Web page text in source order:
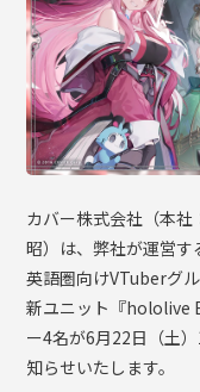
会社概要
プライバシーポリシー
未成年の方々へのお
二次創作ガイドライン
サポーターガイドライ
カバー株式会社（本
昭）は、弊社が運営
英語圏向けVTuberグ
新ユニット『hololive
ー4名が6月22日（土
知らせいたします。